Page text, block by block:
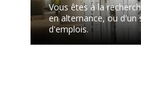
Vous êtes à la
en alternance, ou d'un
d'emplois.